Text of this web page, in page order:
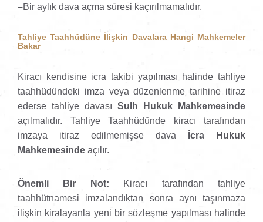
–Bir aylık dava açma süresi kaçırılmamalıdır.
Tahliye Taahhüdüne İlişkin Davalara Hangi Mahkemeler
Bakar
Kiracı kendisine icra takibi yapılması halinde tahliye
taahhüdündeki imza veya düzenlenme tarihine itiraz
ederse tahliye davası Sulh Hukuk Mahkemesinde
açılmalıdır. Tahliye Taahhüdünde kiracı tarafından
imzaya itiraz edilmemişse dava
İcra Hukuk
Mahkemesinde açılır.
Önemli Bir Not: Kiracı tarafından tahliye
taahhütnamesi imzalandıktan sonra aynı taşınmaza
ilişkin kiralayanla yeni bir sözleşme yapılması halinde